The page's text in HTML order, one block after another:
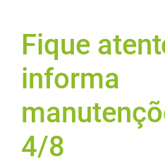
Fique
informa
4/8